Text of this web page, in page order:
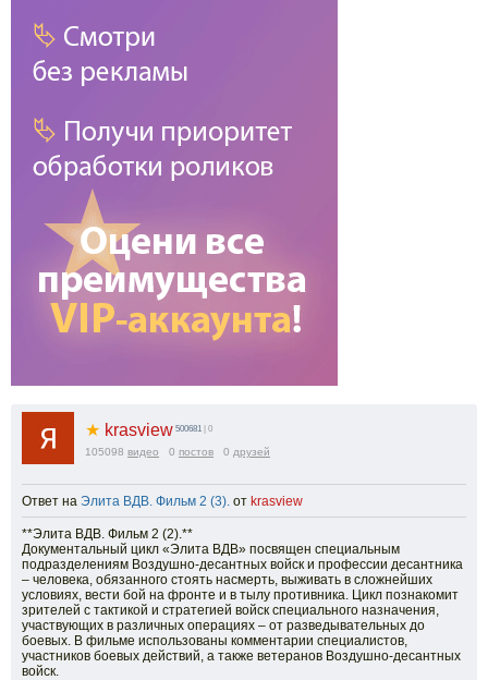
★ krasview 500681 | 0
105098 видео 0 постов 0 друзей
Ответ на Элита ВДВ. Фильм 2 (3). от krasview
**Элита ВДВ. Фильм 2 (2).**
Документальный цикл «Элита ВДВ» посвящен специальным
подразделениям Воздушно-десантных войск и профессии десантника
– человека, обязанного стоять насмерть, выживать в сложнейших
условиях, вести бой на фронте и в тылу противника. Цикл познакомит
зрителей с тактикой и стратегией войск специального назначения,
участвующих в различных операциях – от разведывательных до
боевых. В фильме использованы комментарии специалистов,
участников боевых действий, а также ветеранов Воздушно-десантных
войск.